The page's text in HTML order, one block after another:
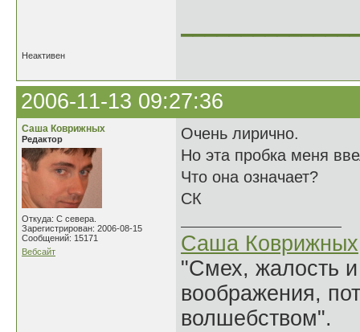
Неактивен
2006-11-13 09:27:36
Саша Коврижных
Редактор
Откуда: С севера.
Зарегистрирован: 2006-08-15
Сообщений: 15171
Вебсайт
Очень лирично.
Но эта пробка меня
Что она означает?
СК
Саша Коврижных
"Смех, жалость
воображения,
волшебством".